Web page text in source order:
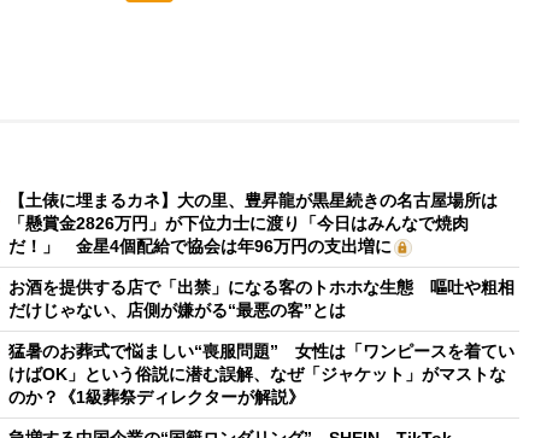
【土俵に埋まるカネ】大の里、豊昇龍が黒星続きの名古屋場所は
「懸賞金2826万円」が下位力士に渡り「今日はみんなで焼肉
だ！」 金星4個配給で協会は年96万円の支出増に
お酒を提供する店で「出禁」になる客のトホホな生態 嘔吐や粗相
だけじゃない、店側が嫌がる“最悪の客”とは
猛暑のお葬式で悩ましい“喪服問題” 女性は「ワンピースを着てい
けばOK」という俗説に潜む誤解、なぜ「ジャケット」がマストな
のか？《1級葬祭ディレクターが解説》